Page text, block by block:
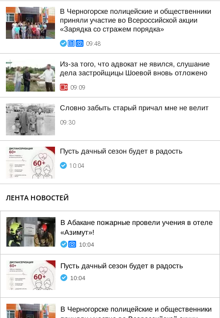
В Черногорске полицейские и общественники
приняли участие во Всероссийской акции
«Зарядка со стражем порядка»
09:48
Из-за того, что адвокат не явился, слушание
дела застройщицы Шоевой вновь отложено
09:09
Словно забыть старый причал мне не велит
09:30
Пусть дачный сезон будет в радость
10:04
ЛЕНТА НОВОСТЕЙ
В Абакане пожарные провели учения в отеле
«Азимут»!
10:04
Пусть дачный сезон будет в радость
10:04
В Черногорске полицейские и общественники